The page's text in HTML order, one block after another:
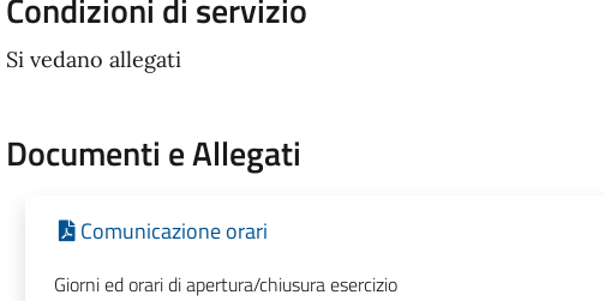
Si vedano allegati
Documenti e Allegati
Comunicazione orari
Giorni ed orari di apertura/chiusura esercizio